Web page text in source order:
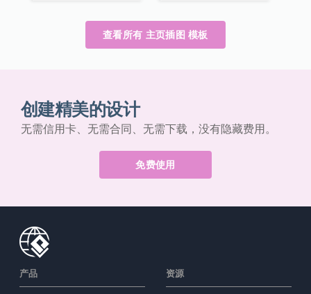
查看所有 主页插图 模板
创建精美的设计
无需信用卡、无需合同、无需下载，没有隐藏费用。
免费使用
产品 资源